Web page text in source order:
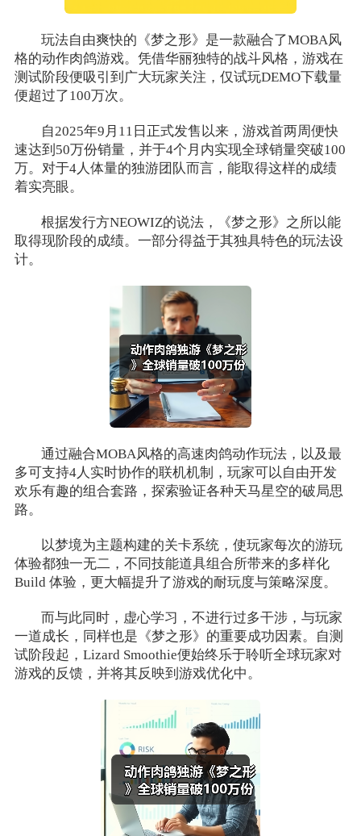
玩法自由爽快的《梦之形》是一款融合了MOBA风
格的动作肉鸽游戏。凭借华丽独特的战斗风格，游戏在
测试阶段便吸引到广大玩家关注，仅试玩DEMO下载量
便超过了100万次。
自2025年9月11日正式发售以来，游戏首两周便快
速达到50万份销量，并于4个月内实现全球销量突破100
万。对于4人体量的独游团队而言，能取得这样的成绩
着实亮眼。
根据发行方NEOWIZ的说法，《梦之形》之所以能
取得现阶段的成绩。一部分得益于其独具特色的玩法设
计。
通过融合MOBA风格的高速肉鸽动作玩法，以及最
多可支持4人实时协作的联机机制，玩家可以自由开发
欢乐有趣的组合套路，探索验证各种天马星空的破局思
路。
以梦境为主题构建的关卡系统，使玩家每次的游玩
体验都独一无二，不同技能道具组合所带来的多样化
Build 体验，更大幅提升了游戏的耐玩度与策略深度。
而与此同时，虚心学习，不进行过多干涉，与玩家
一道成长，同样也是《梦之形》的重要成功因素。自测
试阶段起，Lizard Smoothie便始终乐于聆听全球玩家对
游戏的反馈，并将其反映到游戏优化中。